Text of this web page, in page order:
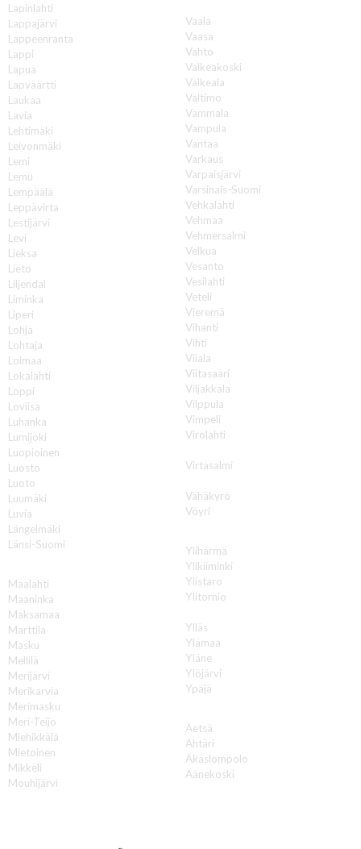
Lapinlahti
Lappajärvi
Lappeenranta
Lappi
Lapua
Lapväärtti
Laukaa
Lavia
Lehtimäki
Leivonmäki
Lemi
Lemu
Lempäälä
Leppävirta
Lestijärvi
Levi
Lieksa
Lieto
Liljendal
Liminka
Liperi
Lohja
Lohtaja
Loimaa
Lokalahti
Loppi
Loviisa
Luhanka
Lumijoki
Luopioinen
Luosto
Luoto
Luumäki
Luvia
Längelmäki
Länsi-Suomi
Maalahti
Maaninka
Maksamaa
Marttila
Masku
Mellilä
Merijärvi
Merikarvia
Merimasku
Meri-Teijo
Miehikkälä
Mietoinen
Mikkeli
Mouhijärvi
Vaala
Vaasa
Vahto
Valkeakoski
Valkeala
Valtimo
Vammala
Vampula
Vantaa
Varkaus
Varpaisjärvi
Varsinais-Suomi
Vehkalahti
Vehmaa
Vehmersalmi
Velkua
Vesanto
Vesilahti
Veteli
Vieremä
Vihanti
Vihti
Viiala
Viitasaari
Viljakkala
Vilppula
Vimpeli
Virolahti
Virtasalmi
Vähäkyrö
Vöyri
Ylihärmä
Ylikiiminki
Ylistaro
Ylitornio
Ylläs
Ylämaa
Yläne
Ylöjärvi
Ypäjä
Äetsä
Ähtäri
Äkäslompolo
Äänekoski